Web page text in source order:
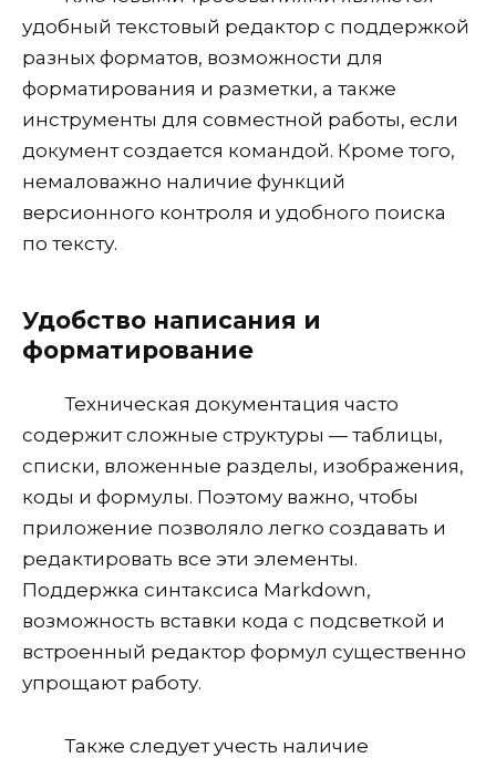
удобный текстовый редактор с поддержкой
разных форматов, возможности для
форматирования и разметки, а также
инструменты для совместной работы, если
документ создается командой. Кроме того,
немаловажно наличие функций
версионного контроля и удобного поиска
по тексту.
Удобство написания и
форматирование
Техническая документация часто
содержит сложные структуры — таблицы,
списки, вложенные разделы, изображения,
коды и формулы. Поэтому важно, чтобы
приложение позволяло легко создавать и
редактировать все эти элементы.
Поддержка синтаксиса Markdown,
возможность вставки кода с подсветкой и
встроенный редактор формул существенно
упрощают работу.
Также следует учесть наличие